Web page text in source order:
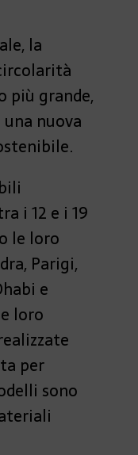
la
più grande,
nuova
i 12 e i 19
le loro
Parigi,
e
loro
per
sono